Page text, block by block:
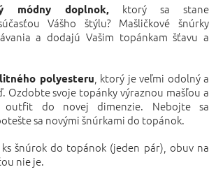
módny doplnok, ktorý sa stane
Vášho štýlu? Mašličkové šnúrky
a dodajú Vašim topánkam šťavu a
polyesteru , ktorý je veľmi odolný a
Ozdobte svoje topánky výraznou mašľou a
outfit do novej dimenzie. Nebojte sa
sa novými šnúrkami do topánok.
šnúrok do topánok (jeden pár), obuv na
nie je.